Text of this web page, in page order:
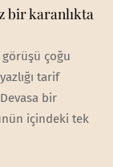
bir karanlıkta
görüşü çoğu
tarif
bir
içindeki tek